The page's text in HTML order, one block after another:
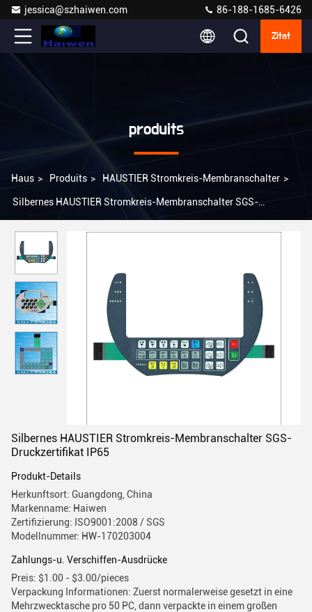
jessica@szhaiwen.com 86-188-1685-6426
Zitat
produits
Haus > Produits > HAUSTIER Stromkreis-Membranschalter >
Silbernes HAUSTIER Stromkreis-Membranschalter SGS-
Silbernes HAUSTIER Stromkreis-Membranschalter SGS-
Druckzertifikat IP65
Produkt-Details
Herkunftsort: Guangdong, China
Markenname: Haiwen
Zertifizierung: ISO9001:2008 / SGS
Modellnummer: HW-170203004
Zahlungs-u. Verschiffen-Ausdrücke
Preis: $1.00 - $3.00/pieces
Verpackung Informationen: Zuerst normalerweise gesetzt in eine
Mehrzwecktasche pro 50 PC, dann verpackte in einem großen